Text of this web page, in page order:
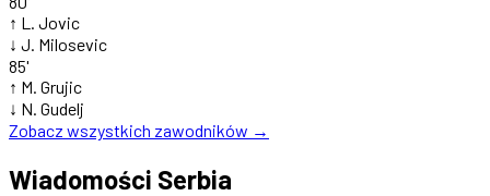
↑ L. Jovic
↓ J. Milosevic
85'
↑ M. Grujic
↓ N. Gudelj
Zobacz wszystkich zawodników →
Wiadomości Serbia